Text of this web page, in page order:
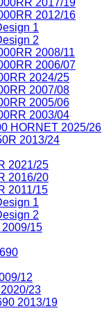
2017/19
2012/16
1
2
2008/11
2006/07
2024/25
2007/08
2005/06
2003/04
HORNET 2025/26
2013/24
2021/25
2016/20
2011/15
1
2
15
12
23
2013/19